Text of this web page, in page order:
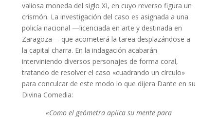
valiosa moneda del siglo XI, en cuyo reverso figura un
crismón. La investigación del caso es asignada a una
policía nacional —licenciada en arte y destinada en
Zaragoza— que acometerá la tarea desplazándose a
la capital charra. En la indagación acabarán
interviniendo diversos personajes de forma coral,
tratando de resolver el caso «cuadrando un círculo»
para conculcar de este modo lo que dijera Dante en su
Divina Comedia:
«Como el geómetra aplica su mente para